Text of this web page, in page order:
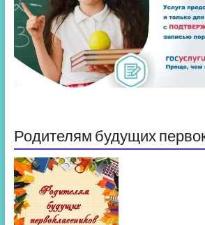
Родителям будущих